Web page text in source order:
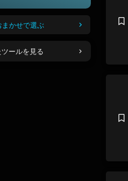
まかせで選ぶ
ールを見る